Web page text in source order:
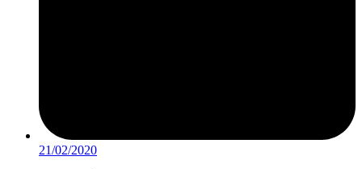
21/02/2020